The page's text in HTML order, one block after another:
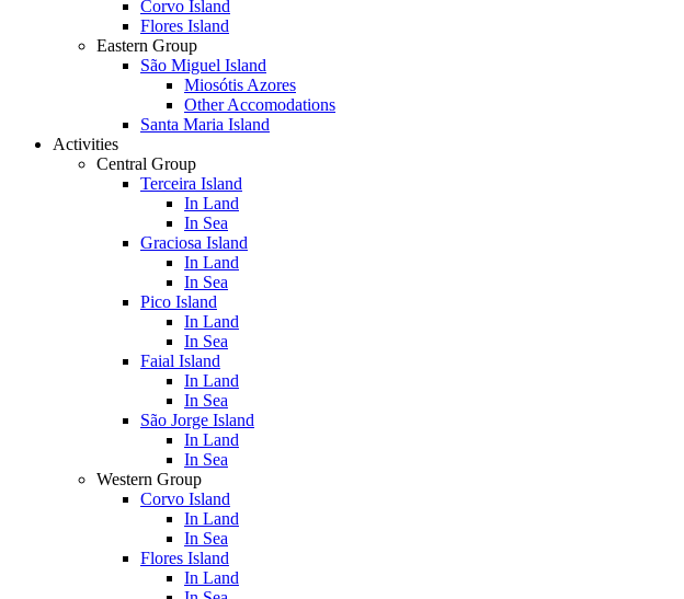
Corvo Island
Flores Island
Eastern Group
São Miguel Island
Miosótis Azores
Other Accomodations
Santa Maria Island
Activities
Central Group
Terceira Island
In Land
In Sea
Graciosa Island
In Land
In Sea
Pico Island
In Land
In Sea
Faial Island
In Land
In Sea
São Jorge Island
In Land
In Sea
Western Group
Corvo Island
In Land
In Sea
Flores Island
In Land